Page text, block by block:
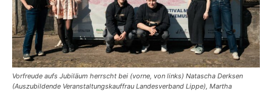
Vorfreude aufs Jubiläum herrscht bei (vorne, von links) Natascha Derksen
(Auszubildende Veranstaltungskauffrau Landesverband Lippe), Martha